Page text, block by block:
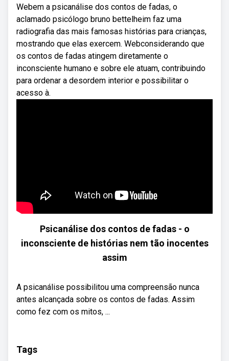
Webem a psicanálise dos contos de fadas, o
aclamado psicólogo bruno bettelheim faz uma
radiografia das mais famosas histórias para crianças,
mostrando que elas exercem. Webconsiderando que
os contos de fadas atingem diretamente o
inconsciente humano e sobre ele atuam, contribuindo
para ordenar a desordem interior e possibilitar o
acesso à.
Psicanálise dos contos de fadas - o
inconsciente de histórias nem tão inocentes
assim
A psicanálise possibilitou uma compreensão nunca
antes alcançada sobre os contos de fadas. Assim
como fez com os mitos, ...
Tags